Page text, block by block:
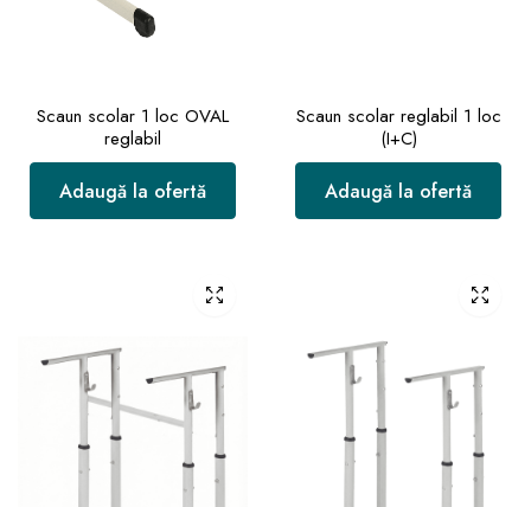
Scaun scolar 1 loc OVAL
reglabil
Adaugă la ofertă
Scaun scolar reglabil 1 loc
(I+C)
Adaugă la ofertă